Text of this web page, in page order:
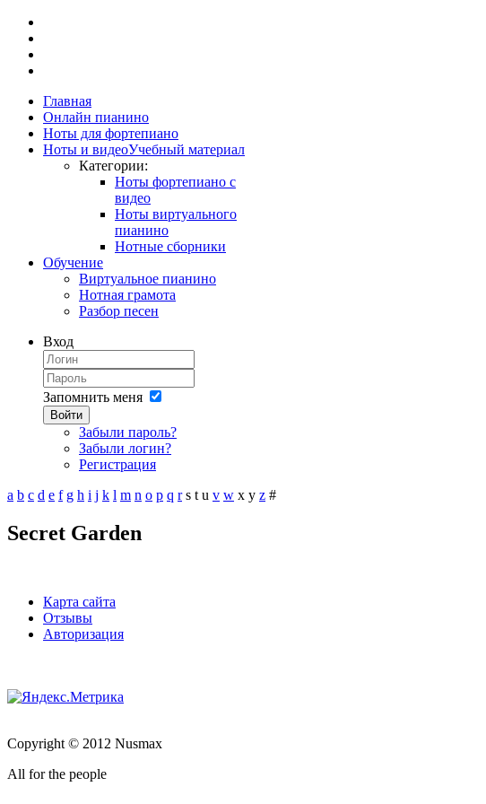
Главная
Онлайн пианино
Ноты для фортепиано
Ноты и видеоУчебный материал
Категории:
Ноты фортепиано с
видео
Ноты виртуального
пианино
Нотные сборники
Обучение
Виртуальное пианино
Нотная грамота
Разбор песен
Вход
Запомнить меня
Войти
Забыли пароль?
Забыли логин?
Регистрация
a b c d e f g h i j k l m n o p q r s t u v w x y z #
Secret Garden
Карта сайта
Отзывы
Авторизация
Copyright © 2012 Nusmax
All for the people